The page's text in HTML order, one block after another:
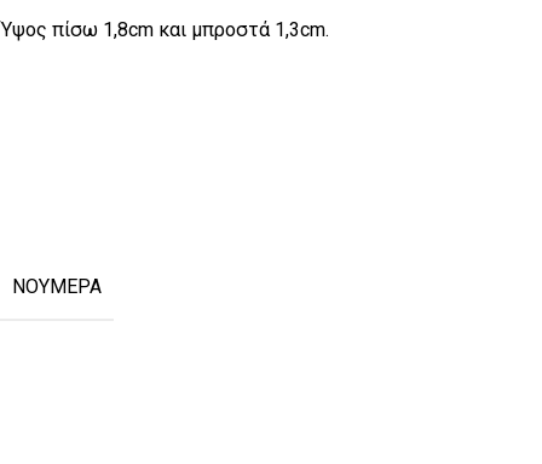
Ύψος πίσω 1,8cm και μπροστά 1,3cm.
ΝΟΎΜΕΡΑ